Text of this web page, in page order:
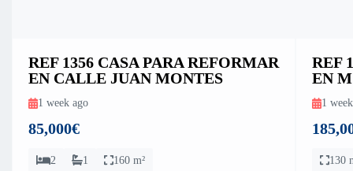
REF 1356 CASA PARA REFORMAR
EN CALLE JUAN MONTES
1 week ago
85,000€
2 1 160 m²
REF
EN
1
130